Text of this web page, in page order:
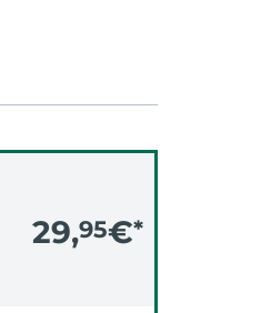
29,95€*